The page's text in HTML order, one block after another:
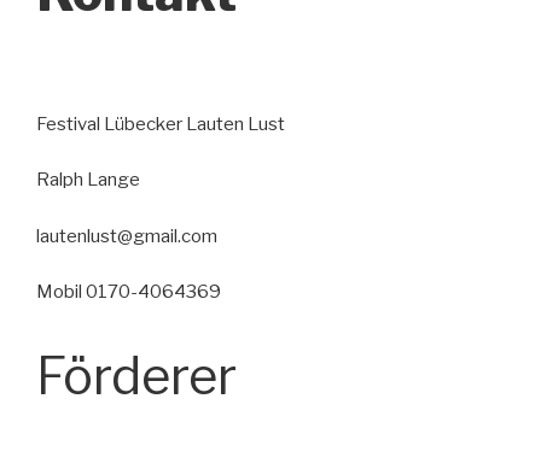
Festival Lübecker Lauten Lust
Ralph Lange
lautenlust@gmail.com
Mobil 0170-4064369
Förderer